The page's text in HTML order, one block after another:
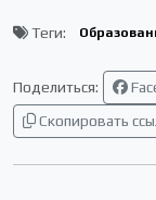
Теги:
Поделиться:
Скопировать